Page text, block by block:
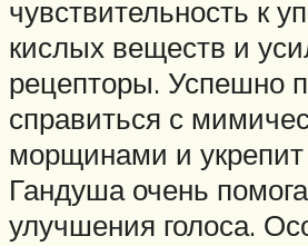
чувствительность к
кислых веществ и
рецепторы. Успешно
справиться с
морщинами и укрепит
Гандуша очень
улучшения голоса.